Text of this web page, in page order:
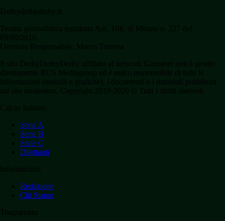
Serie A
Serie B
Serie C
Dilettanti
Redazione
Chi Siamo